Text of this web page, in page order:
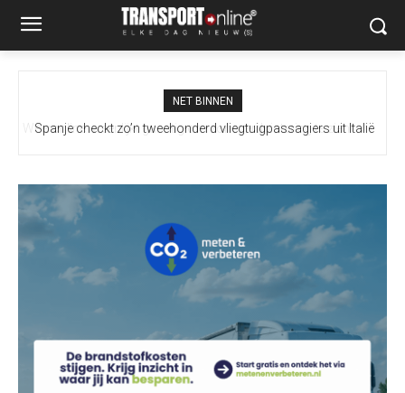
NET BINNEN
Spanje checkt zo’n tweehonderd vliegtuigpassagiers uit Italië